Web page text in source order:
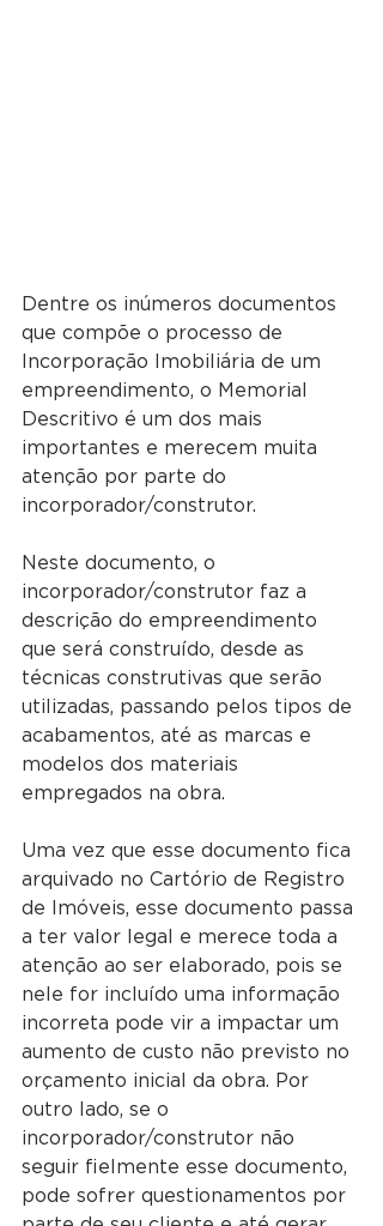
Dentre os inúmeros documentos
que compõe o processo de
Incorporação Imobiliária de um
empreendimento, o Memorial
Descritivo é um dos mais
importantes e merecem muita
atenção por parte do
incorporador/construtor.
Neste documento, o
incorporador/construtor faz a
descrição do empreendimento
que será construído, desde as
técnicas construtivas que serão
utilizadas, passando pelos tipos de
acabamentos, até as marcas e
modelos dos materiais
empregados na obra.
Uma vez que esse documento fica
arquivado no Cartório de Registro
de Imóveis, esse documento passa
a ter valor legal e merece toda a
atenção ao ser elaborado, pois se
nele for incluído uma informação
incorreta pode vir a impactar um
aumento de custo não previsto no
orçamento inicial da obra. Por
outro lado, se o
incorporador/construtor não
seguir fielmente esse documento,
pode sofrer questionamentos por